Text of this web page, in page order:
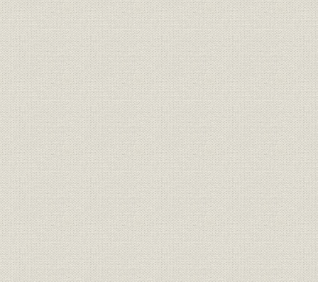
広告宣伝
聞」に西村勝三が出した求人広
告
明治3年
広告宣伝
日露戦争当時、朝日新聞に掲出
された靴の広告
[明治37年
事業所
明治15年、銀座尾張町2丁目15
番地に開店した「レマルシャン
靴店」。
明治15年
技術;経営者
オランダ出身の靴師の先覚者 エ
フ・ジェ・レマルシャン
商品;広告宣伝
伊勢勝造靴場の靴のカタログ。
西村勝三の出身地である千葉県
佐倉市で最近発見された日本で
最初の靴のカタログ。
販売
桜組銀座店の製靴注文帳。(明治
10年ごろ)
明治10年
明治6年、米欧使節団一行、ワ
シントンで写す。皆、靴を履い
ている。正使の岩倉は、和服の